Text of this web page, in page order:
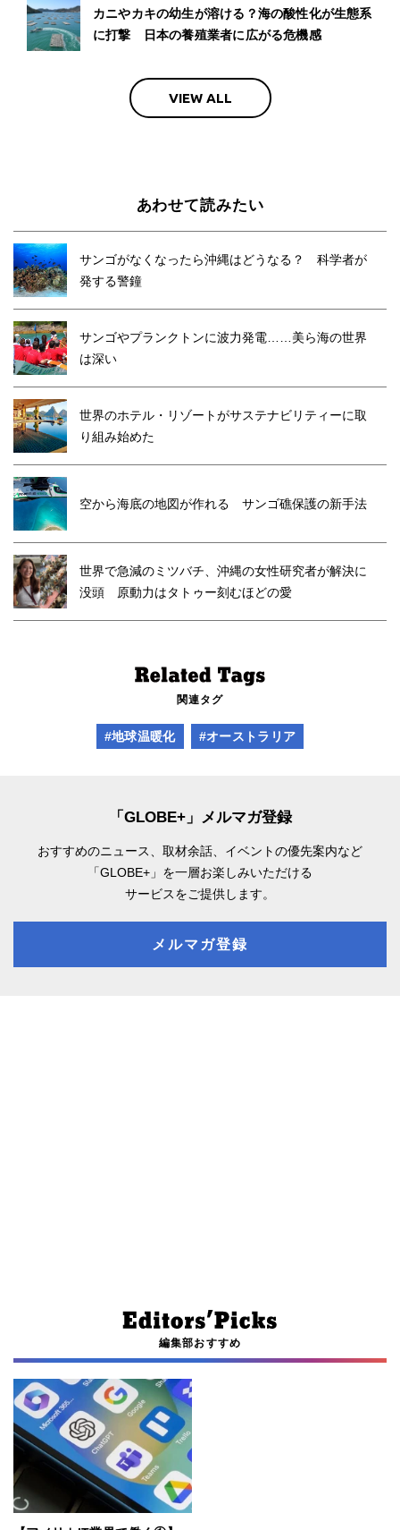
カニやカキの幼生が溶ける？海の酸性化が生態系
に打撃 日本の養殖業者に広がる危機感
VIEW ALL
あわせて読みたい
サンゴがなくなったら沖縄はどうなる？ 科学者が
発する警鐘
サンゴやプランクトンに波力発電……美ら海の世界
は深い
世界のホテル・リゾートがサステナビリティーに取
り組み始めた
空から海底の地図が作れる サンゴ礁保護の新手法
世界で急減のミツバチ、沖縄の女性研究者が解決に
没頭 原動力はタトゥー刻むほどの愛
関連タグ
#地球温暖化 #オーストラリア
「GLOBE+」メルマガ登録
おすすめのニュース、取材余話、 イベントの優先案内など
「GLOBE+」を一層お楽しみいただける
サービスをご提供します。
メルマガ登録
編集部おすすめ